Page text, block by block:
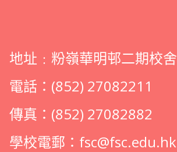
地址﹕粉嶺華明邨二期校舍
電話：(852) 27082211
傳真：(852) 27082882
學校電郵： fsc@fsc.edu.hk